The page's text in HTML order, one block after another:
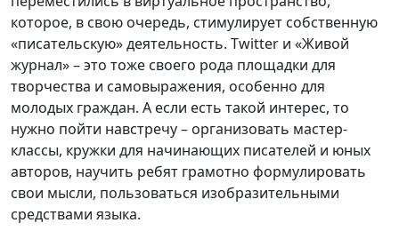
которое, в свою очередь, стимулирует собственную
«писательскую» деятельность. Twitter и «Живой
журнал» – это тоже своего рода площадки для
творчества и самовыражения, особенно для
молодых граждан. А если есть такой интерес, то
нужно пойти навстречу – организовать мастер-
классы, кружки для начинающих писателей и юных
авторов, научить ребят грамотно формулировать
свои мысли, пользоваться изобразительными
средствами языка.